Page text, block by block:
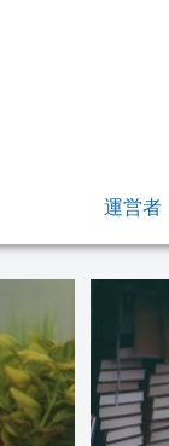
運営者